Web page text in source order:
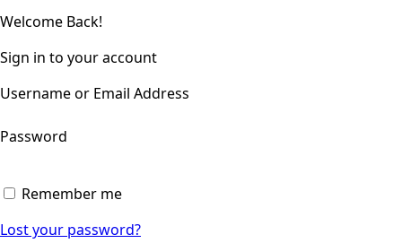
Welcome Back!
Sign in to your account
Username or Email Address
Password
Remember me
Lost your password?